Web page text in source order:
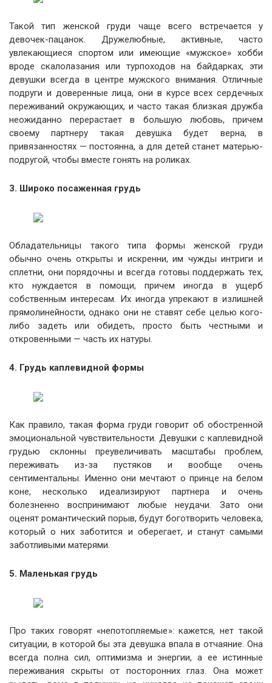
Такой тип женской груди чаще всего встречается у
девочек-пацанок. Дружелюбные, активные, часто
увлекающиеся спортом или имеющие «мужское» хобби
вроде скалолазания или турпоходов на байдарках, эти
девушки всегда в центре мужского внимания. Отличные
подруги и доверенные лица, они в курсе всех сердечных
переживаний окружающих, и часто такая близкая дружба
неожиданно перерастает в большую любовь, причем
своему партнеру такая девушка будет верна, в
привязанностях — постоянна, а для детей станет матерью-
подругой, чтобы вместе гонять на роликах.
3. Широко посаженная грудь
Обладательницы такого типа формы женской груди
обычно очень открыты и искренни, им чужды интриги и
сплетни, они порядочны и всегда готовы поддержать тех,
кто нуждается в помощи, причем иногда в ущерб
собственным интересам. Их иногда упрекают в излишней
прямолинейности, однако они не ставят себе целью кого-
либо задеть или обидеть, просто быть честными и
откровенными — часть их натуры.
4. Грудь каплевидной формы
Как правило, такая форма груди говорит об обостренной
эмоциональной чувствительности. Девушки с каплевидной
грудью склонны преувеличивать масштабы проблем,
переживать из-за пустяков и вообще очень
сентиментальны. Именно они мечтают о принце на белом
коне, несколько идеализируют партнера и очень
болезненно воспринимают любые неудачи. Зато они
оценят романтический порыв, будут боготворить человека,
который о них заботится и оберегает, и станут самыми
заботливыми матерями.
5. Маленькая грудь
Про таких говорят «непотопляемые»: кажется, нет такой
ситуации, в которой бы эта девушка впала в отчаяние. Она
всегда полна сил, оптимизма и энергии, а ее истинные
переживания скрыты от посторонних глаз. Она может